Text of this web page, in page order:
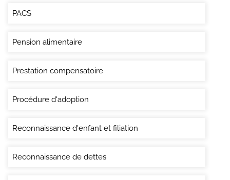
PACS
Pension alimentaire
Prestation compensatoire
Procédure d'adoption
Reconnaissance d'enfant et filiation
Reconnaissance de dettes